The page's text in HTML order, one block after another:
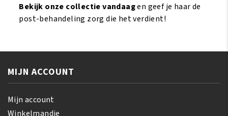
Bekijk onze collectie vandaagen geef je haar de
post-behandeling zorg die het verdient!
MIJN ACCOUNT
Mijn account
Winkelmandje